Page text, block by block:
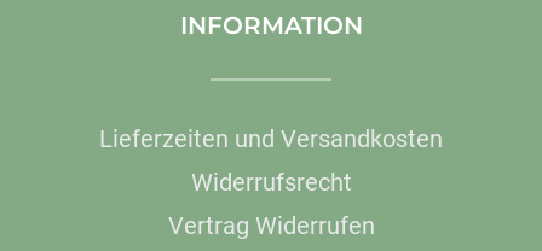
INFORMATION
Lieferzeiten und Versandkosten
Widerrufsrecht
Vertrag Widerrufen